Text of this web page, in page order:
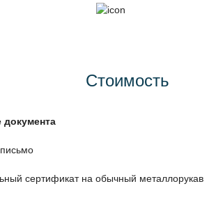
Стоимость
документа
сертификат на обычный металлорукав